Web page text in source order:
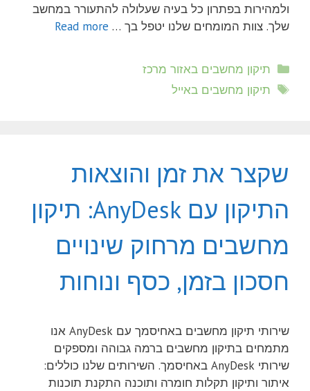
ולמהירות בפתרון כל בעיה שעלולה להתעורר במחשב
שלך. צוות המומחים שלנו יטפל בך … Read more
קטגוריות
תיקון מחשבים באזור מרכז
תגיות
תיקון מחשבים באייל
שקצר את זמן והוצאות
התיקון עם AnyDesk: תיקון
מחשבים מרחוק שינויים
חסכון בזמן, כסף ונוחות
שירותי תיקון מחשבים באחיסמך עם AnyDesk אנו
מתמחים בתיקון מחשבים ברמה גבוהה ומספקים
שירותי AnyDesk באחיסמך. השירותים שלנו כוללים:
איתור ותיקון תקלות חומרה ותוכנה התקנת תוכנות